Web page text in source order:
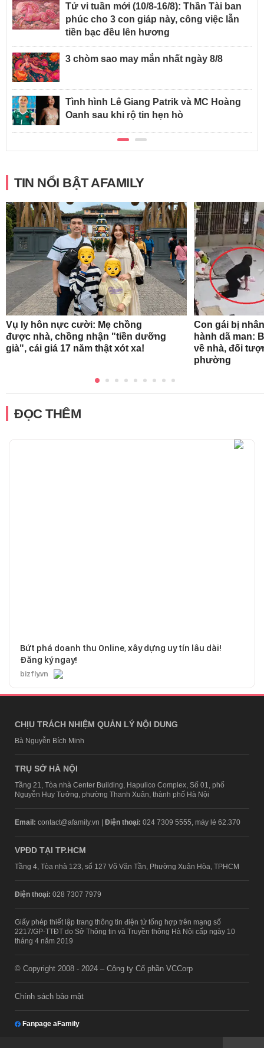
Tử vi tuần mới (10/8-16/8): Thần Tài ban
phúc cho 3 con giáp này, công việc lẫn
tiền bạc đều lên hương
3 chòm sao may mắn nhất ngày 8/8
Tình hình Lê Giang Patrik và MC Hoàng
Oanh sau khi rộ tin hẹn hò
TIN NỔI BẬT AFAMILY
Vụ ly hôn nực cười: Mẹ chồng
được nhà, chồng nhận "tiền dưỡng
già", cái giá 17 năm thật xót xa!
Con gái bị
hành dã man:
về nhà, đối
phường
ĐỌC THÊM
Bứt phá doanh thu Online, xây dựng uy tín lâu dài!
Đăng ký ngay!
bizfly.vn
CHỊU TRÁCH NHIỆM QUẢN LÝ NỘI DUNG
Bà Nguyễn Bích Minh
TRỤ SỞ HÀ NỘI
Tầng 21, Tòa nhà Center Building, Hapulico Complex, Số 01, phố
Nguyễn Huy Tưởng, phường Thanh Xuân, thành phố Hà Nội
Email: contact@afamily.vn | Điện thoại: 024 7309 5555, máy lẻ 62.370
VPĐD TẠI TP.HCM
Tầng 4, Tòa nhà 123, số 127 Võ Văn Tần, Phường Xuân Hòa, TPHCM
Điện thoại: 028 7307 7979
Giấy phép thiết lập trang thông tin điện tử tổng hợp trên mạng số
2217/GP-TTĐT do Sở Thông tin và Truyền thông Hà Nội cấp ngày 10
tháng 4 năm 2019
© Copyright 2008 - 2024 – Công ty Cổ phần VCCorp
Chính sách bảo mật
Fanpage aFamily